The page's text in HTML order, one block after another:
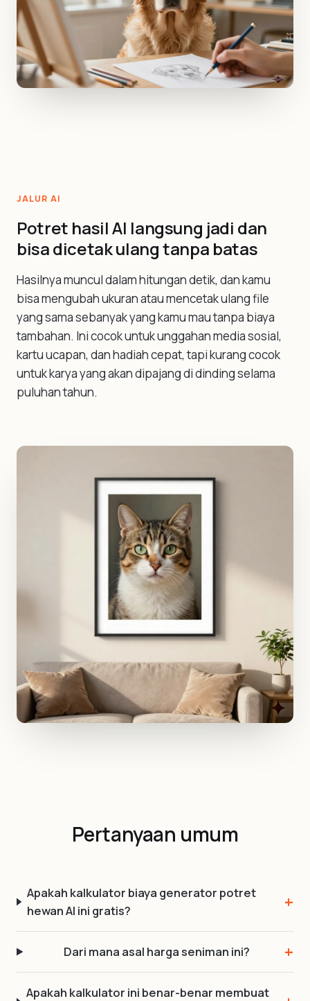
JALUR AI
Potret hasil AI langsung jadi dan
bisa dicetak ulang tanpa batas
Hasilnya muncul dalam hitungan detik, dan kamu
bisa mengubah ukuran atau mencetak ulang file
yang sama sebanyak yang kamu mau tanpa biaya
tambahan. Ini cocok untuk unggahan media sosial,
kartu ucapan, dan hadiah cepat, tapi kurang cocok
untuk karya yang akan dipajang di dinding selama
puluhan tahun.
Pertanyaan umum
Apakah kalkulator biaya generator potret
hewan AI ini gratis?
Dari mana asal harga seniman ini?
Apakah kalkulator ini benar-benar membuat